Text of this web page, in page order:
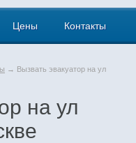
Цены Контакты
→ Вызвать эвакуатор на ул
на ул